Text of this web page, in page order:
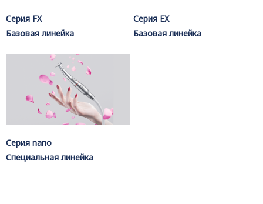
Серия FX
Базовая линейка
Серия EX
Базовая линейка
Серия nano
Специальная линейка